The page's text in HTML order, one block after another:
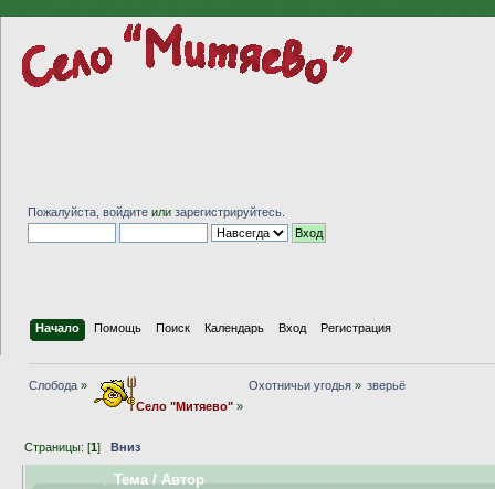
Пожалуйста, войдите или зарегистрируйтесь
Начало Помощь Поиск Календарь Вход Регистрация
Слобода »
Село "Митяево"»
Охотничьи угодья» зверьё
Страницы: [1]Вниз
Тема / Автор